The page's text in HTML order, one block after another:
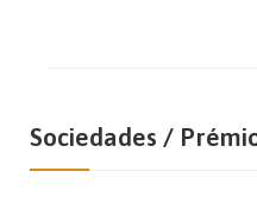
Sociedades /